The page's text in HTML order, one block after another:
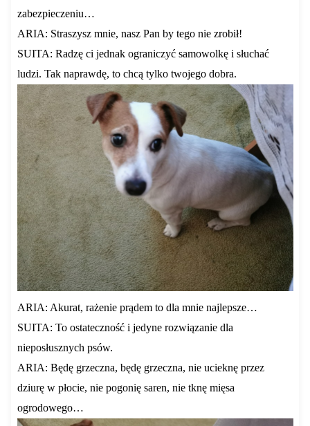
zabezpieczeniu…
ARIA: Straszysz mnie, nasz Pan by tego nie zrobił!
SUITA: Radzę ci jednak ograniczyć samowolkę i słuchać
ludzi. Tak naprawdę, to chcą tylko twojego dobra.
ARIA: Akurat, rażenie prądem to dla mnie najlepsze…
SUITA: To ostateczność i jedyne rozwiązanie dla
nieposłusznych psów.
ARIA: Będę grzeczna, będę grzeczna, nie ucieknę przez
dziurę w płocie, nie pogonię saren, nie tknę mięsa
ogrodowego…